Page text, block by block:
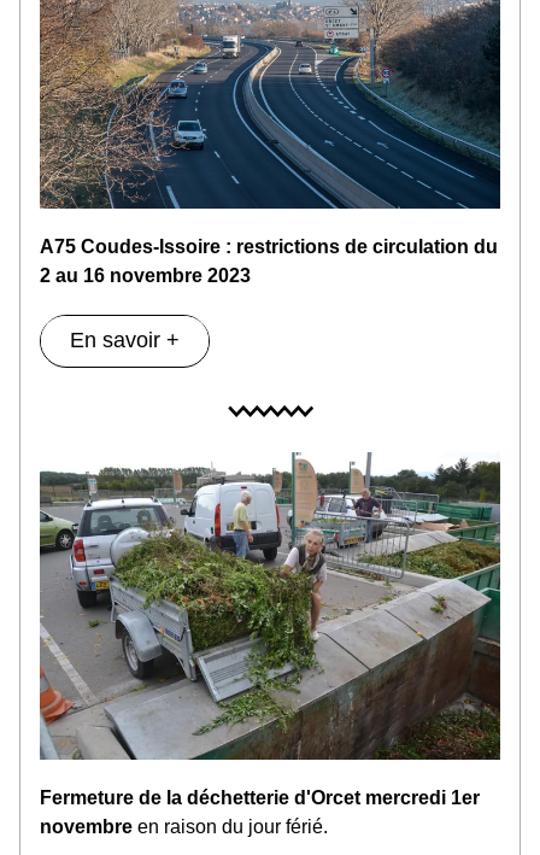
A75 Coudes-Issoire : restrictions de circulation du
2 au 16 novembre 2023
En savoir +
Fermeture de la déchetterie d'Orcet mercredi 1er
novembre en raison du jour férié.